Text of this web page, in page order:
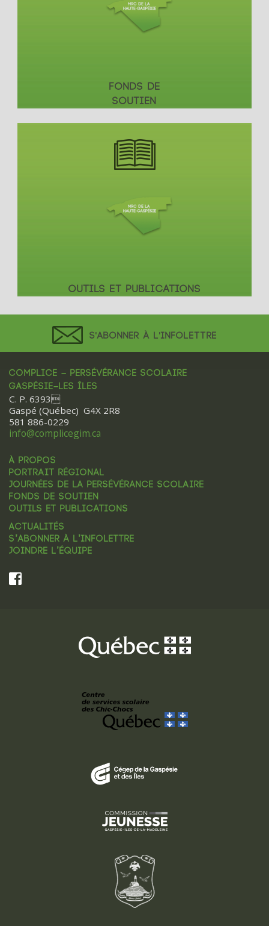
FONDS DE
SOUTIEN
OUTILS ET PUBLICATIONS
S'ABONNER À L'INFOLETTRE
COMPLICE – PERSÉVÉRANCE SCOLAIRE
GASPÉSIE–LES ÎLES
C. P. 6393
Gaspé (Québec) G4X 2R8
581 886-0229
info@complicegim.ca
À PROPOS
PORTRAIT RÉGIONAL
JOURNÉES DE LA PERSÉVÉRANCE SCOLAIRE
FONDS DE SOUTIEN
OUTILS ET PUBLICATIONS
ACTUALITÉS
S’ABONNER À L’INFOLETTRE
JOINDRE L’ÉQUIPE